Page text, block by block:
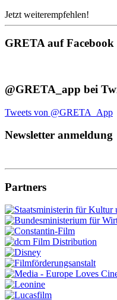
Jetzt weiterempfehlen!
GRETA auf Facebook
@GRETA_app bei
Tweets von @GRETA_App
Newsletter anmeldung
Partners